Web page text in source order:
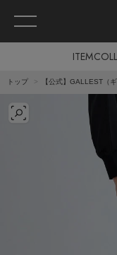
ITEM
トップ 【公式】GALLEST（